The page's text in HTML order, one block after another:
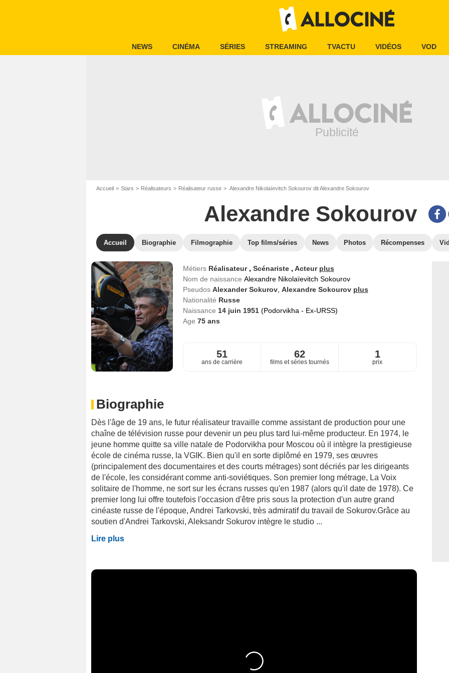
NEWS CINÉMA SÉRIES STREAMING TVACTU VIDÉOS VOD
Accueil Stars Réalisateurs Réalisateur russe Alexandre Nikolaïevitch Sokourov dit Alexandre Sokourov
Alexandre Sokourov
Accueil Biographie Filmographie Top films/séries News Photos Récompenses
Métiers Réalisateur , Scénariste , Acteur plus
Nom de naissance Alexandre Nikolaïevitch Sokourov
Pseudos Alexander Sokurov, Alexandre Sokourov plus
Nationalité Russe
Naissance 14 juin 1951 (Podorvikha - Ex-URSS)
Age 75ans
51
ans de carrière
62
films et séries tournés
1
prix
Biographie
Dès l'âge de 19 ans, le futur réalisateur travaille comme assistant de production pour une
chaîne de télévision russe pour devenir un peu plus tard lui-même producteur. En 1974, le
jeune homme quitte sa ville natale de Podorvikha pour Moscou où il intègre la prestigieuse
école de cinéma russe, la VGIK. Bien qu'il en sorte diplômé en 1979, ses œuvres
(principalement des documentaires et des courts métrages) sont décriés par les dirigeants
de l'école, les considérant comme anti-soviétiques. Son premier long métrage, La Voix
solitaire de l'homme, ne sort sur les écrans russes qu'en 1987 (alors qu'il date de 1978). Ce
premier long lui offre toutefois l'occasion d'être pris sous la protection d'un autre grand
cinéaste russe de l'époque, Andrei Tarkovski, très admiratif du travail de Sokurov.Grâce au
soutien d'Andrei Tarkovski, Aleksandr Sokurov intègre le studio ...
Lire plus